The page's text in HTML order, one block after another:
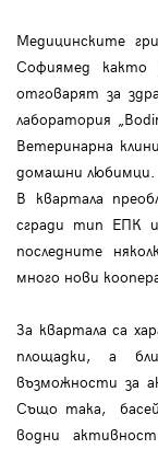
Медицинските
Софиямед както
отговарят за
лаборатория
Ветеринарна
домашни любимци.
В квартала
сгради тип ЕПК
последните
много нови
За квартала са
площадки, а
възможности за
Също така,
водни